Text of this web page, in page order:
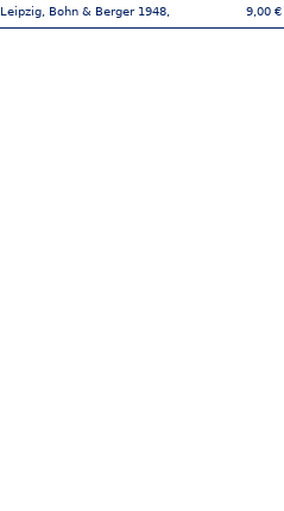
Leipzig, Bohn & Berger 1948, 9,00 €